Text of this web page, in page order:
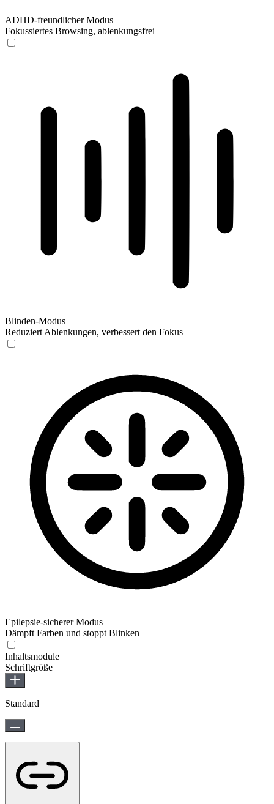
ADHD-freundlicher Modus
Fokussiertes Browsing, ablenkungsfrei
Blinden-Modus
Reduziert Ablenkungen, verbessert den Fokus
Epilepsie-sicherer Modus
Dämpft Farben und stoppt Blinken
Inhaltsmodule
Schriftgröße
Standard